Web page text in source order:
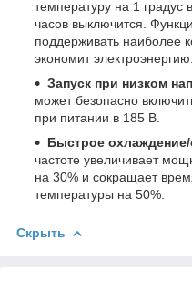
температуру на 1 градус
часов выключится.
поддерживать наиболее
экономит электроэнергию.
Запуск при низком
может безопасно
при питании в 185 В.
Быстрое охлаждение/
частоте увеличивает
на 30% и сокращает
температуры на 50%.
Скрыть